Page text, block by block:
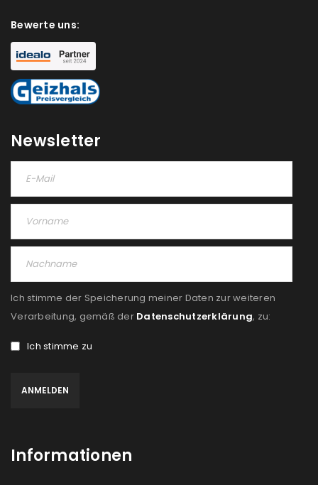
Bewerte uns:
Newsletter
Ich stimme der Speicherung meiner Daten zur weiteren
Verarbeitung, gemäß der Datenschutzerklärung, zu:
Ich stimme zu
Informationen